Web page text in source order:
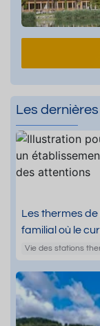
Les
Les thermes
familial où le
Vie des stations